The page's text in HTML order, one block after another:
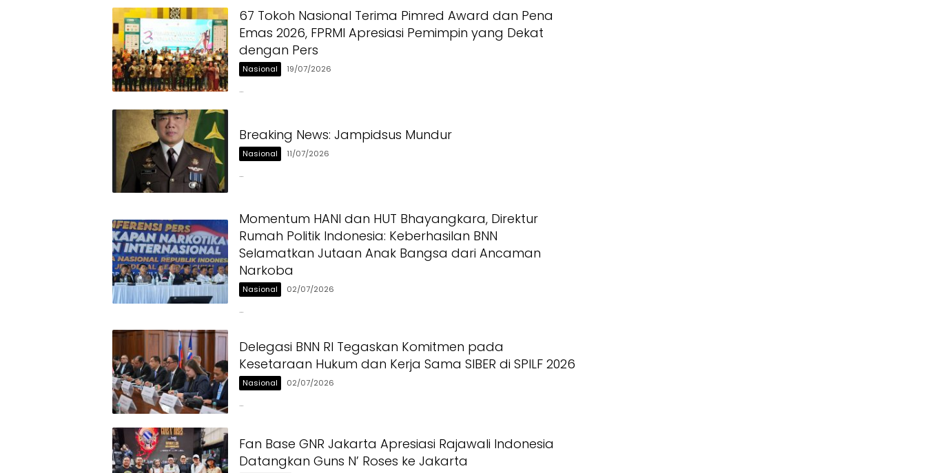
67 Tokoh Nasional Terima Pimred Award dan Pena
Emas 2026, FPRMI Apresiasi Pemimpin yang Dekat
dengan Pers
Nasional 19/07/2026
…
Breaking News: Jampidsus Mundur
Nasional 11/07/2026
…
Momentum HANI dan HUT Bhayangkara, Direktur
Rumah Politik Indonesia: Keberhasilan BNN
Selamatkan Jutaan Anak Bangsa dari Ancaman
Narkoba
Nasional 02/07/2026
…
Delegasi BNN RI Tegaskan Komitmen pada
Kesetaraan Hukum dan Kerja Sama SIBER di SPILF 2026
Nasional 02/07/2026
…
Fan Base GNR Jakarta Apresiasi Rajawali Indonesia
Datangkan Guns N’ Roses ke Jakarta